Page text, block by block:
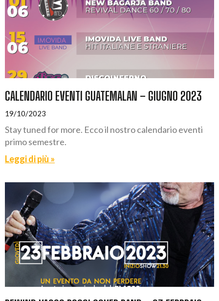
CALENDARIO EVENTI GUATEMALAN – GIUGNO 2023
19/10/2023
Stay tuned for more. Ecco il nostro calendario eventi
primo semestre.
Leggi di più »